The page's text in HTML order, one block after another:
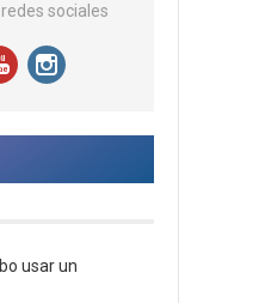
sociales
usar un